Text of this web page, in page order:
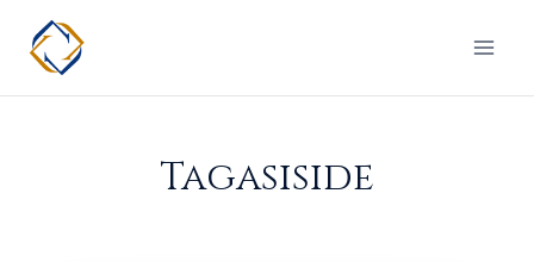
content
Tagasiside